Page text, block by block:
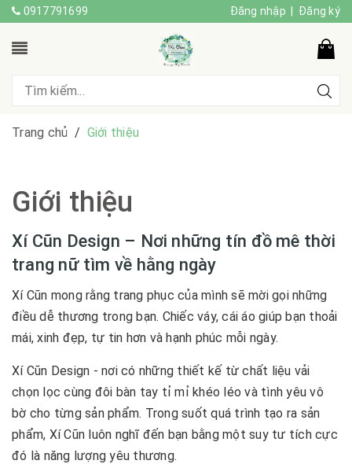
0917791699 Đăng nhập Đăng ký
Trang chủ / Giới thiệu
Giới thiệu
Xí Cũn Design – Nơi những tín đồ mê thời
trang nữ tìm về hằng ngày
Xí Cũn mong rằng trang phục của mình sẽ mời gọi những
điều dễ thương trong bạn. Chiếc váy, cái áo giúp bạn thoải
mái, xinh đẹp, tự tin hơn và hạnh phúc mỗi ngày.
Xí Cũn Design - nơi có những thiết kế từ chất liệu vải
chọn lọc cùng đôi bàn tay tỉ mỉ khéo léo và tình yêu vô
bờ cho từng sản phẩm. Trong suốt quá trình tạo ra sản
phẩm, Xí Cũn luôn nghĩ đến bạn bằng một suy tư tích cực
đó là năng lượng yêu thương.